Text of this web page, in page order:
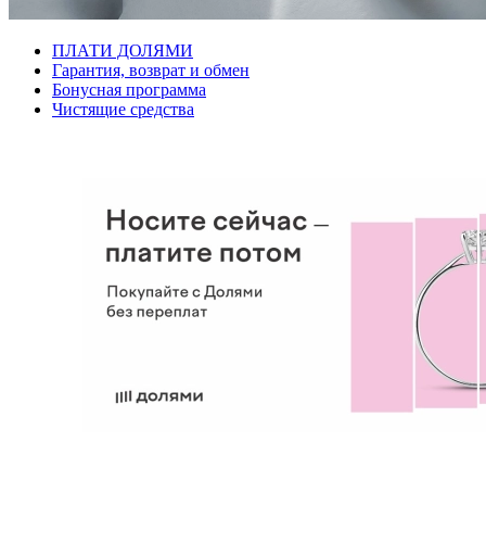
ПЛАТИ ДОЛЯМИ
Гарантия, возврат и обмен
Бонусная программа
Чистящие средства